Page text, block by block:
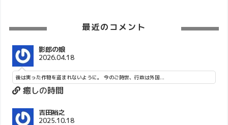
最近のコメント
影郎の娘
2026.04.18
後は実った作物を盗まれないように。 今のご時世、行政は外国...
癒しの時間
吉田裕之
2025.10.18